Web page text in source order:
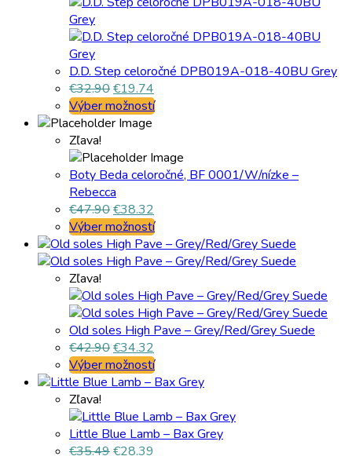
D.D. Step celoročné DPB019A-018-40BU Grey
€32.90€19.74
Výber možností
Zľava!
Boty Beda celoročné, BF 0001/W/nízke –
Rebecca
€47.90€38.32
Výber možností
Zľava!
Old soles High Pave – Grey/Red/Grey Suede
€42.90€34.32
Výber možností
Zľava!
Little Blue Lamb – Bax Grey
€35.49€28.39